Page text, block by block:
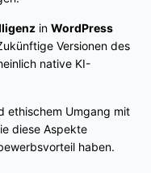
inWordPress
Versionen des
native KI-
ethischem Umgang mit
diese Aspekte
haben.